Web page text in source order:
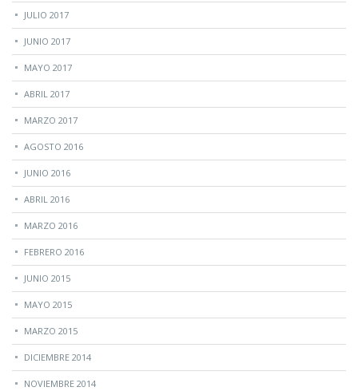
JULIO 2017
JUNIO 2017
MAYO 2017
ABRIL 2017
MARZO 2017
AGOSTO 2016
JUNIO 2016
ABRIL 2016
MARZO 2016
FEBRERO 2016
JUNIO 2015
MAYO 2015
MARZO 2015
DICIEMBRE 2014
NOVIEMBRE 2014